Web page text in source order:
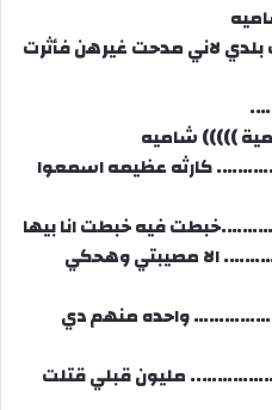
بلدي لاني مدحت غيرهن فأثرت
))))) شاميه
كارثه عظيمه اسمعوا
فيه خبطت انا بيها
الا مصيبتي وهحكي
واحده منهم دي
مليون قبلي قتلت